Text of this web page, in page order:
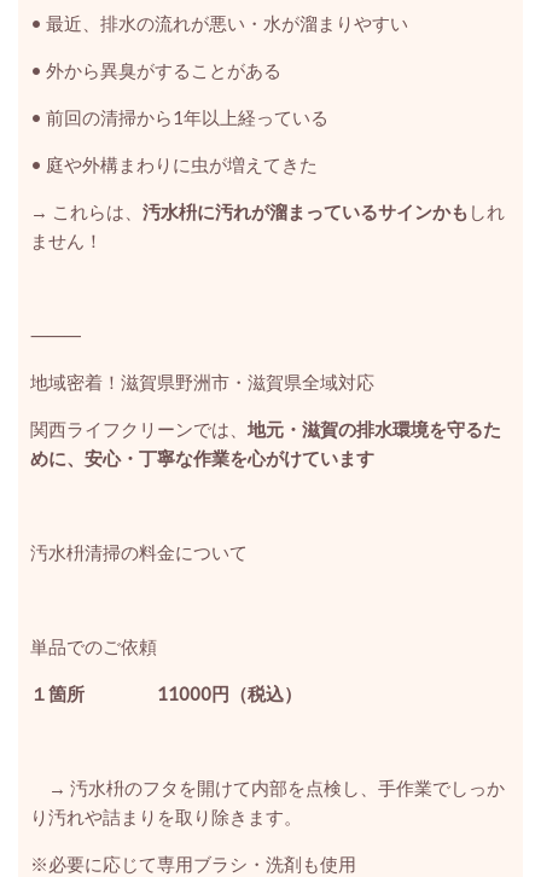
• 最近、排水の流れが悪い・水が溜まりやすい
• 外から異臭がすることがある
• 前回の清掃から1年以上経っている
• 庭や外構まわりに虫が増えてきた
→ これらは、 汚水枡に汚れが溜まっているサインかも しれ
ません！
⸻
地域密着！滋賀県野洲市・滋賀県全域対応
関西ライフクリーンでは、 地元・滋賀の排水環境を守るた
めに、安心・丁寧な作業を心がけています
汚水枡清掃の料金について
単品でのご依頼
１箇所 11000円（税込）
→ 汚水枡のフタを開けて内部を点検し、手作業でしっか
り汚れや詰まりを取り除きます。
※必要に応じて専用ブラシ・洗剤も使用